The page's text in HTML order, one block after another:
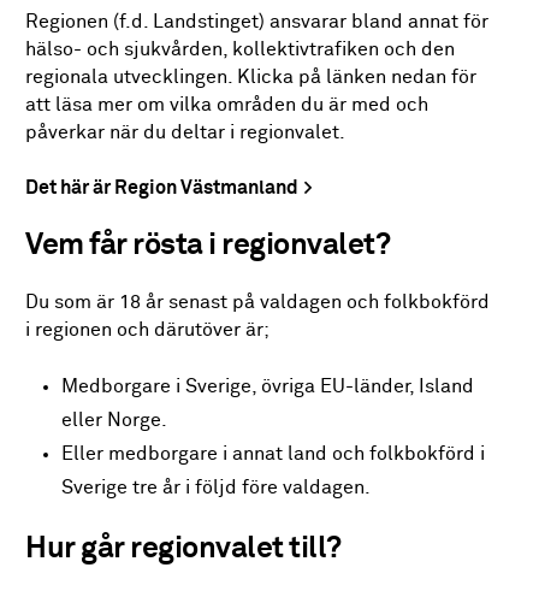
Regionen (f.d. Landstinget) ansvarar bland annat för
hälso- och sjukvården, kollektivtrafiken och den
regionala utvecklingen. Klicka på länken nedan för
att läsa mer om vilka områden du är med och
påverkar när du deltar i regionvalet.
Det här är Region Västmanland
Vem får rösta i regionvalet?
Du som är 18 år senast på valdagen och folkbokförd
i regionen och därutöver är;
Medborgare i Sverige, övriga EU-länder, Island
eller Norge.
Eller medborgare i annat land och folkbokförd i
Sverige tre år i följd före valdagen.
Hur går regionvalet till?